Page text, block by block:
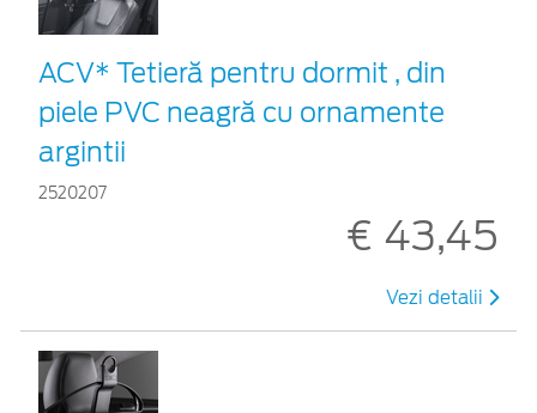
ACV* Tetieră pentru dormit , din
piele PVC neagră cu ornamente
argintii
2520207
€ 43,45
Vezi detalii